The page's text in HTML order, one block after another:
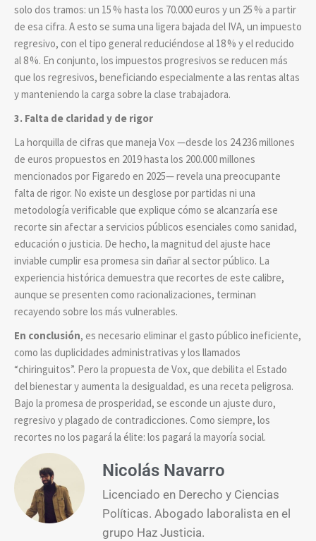
solo dos tramos: un 15% hasta los 70.000 euros y un 25% a partir
de esa cifra. A esto se suma una ligera bajada del IVA, un impuesto
regresivo, con el tipo general reduciéndose al 18% y el reducido
al 8%. En conjunto, los impuestos progresivos se reducen más
que los regresivos, beneficiando especialmente a las rentas altas
y manteniendo la carga sobre la clase trabajadora.
3. Falta de claridad y de rigor
La horquilla de cifras que maneja Vox —desde los 24.236 millones
de euros propuestos en 2019 hasta los 200.000 millones
mencionados por Figaredo en 2025— revela una preocupante
falta de rigor. No existe un desglose por partidas ni una
metodología verificable que explique cómo se alcanzaría ese
recorte sin afectar a servicios públicos esenciales como sanidad,
educación o justicia. De hecho, la magnitud del ajuste hace
inviable cumplir esa promesa sin dañar al sector público. La
experiencia histórica demuestra que recortes de este calibre,
aunque se presenten como racionalizaciones, terminan
recayendo sobre los más vulnerables.
En conclusión, es necesario eliminar el gasto público ineficiente,
como las duplicidades administrativas y los llamados
“chiringuitos”. Pero la propuesta de Vox, que debilita el Estado
del bienestar y aumenta la desigualdad, es una receta peligrosa.
Bajo la promesa de prosperidad, se esconde un ajuste duro,
regresivo y plagado de contradicciones. Como siempre, los
recortes no los pagará la élite: los pagará la mayoría social.
Nicolás Navarro
Licenciado en Derecho y Ciencias
Políticas. Abogado laboralista en el
grupo Haz Justicia.